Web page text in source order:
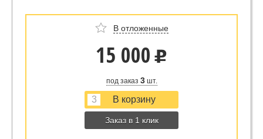
В отложенные
15 000 u
под заказ 3шт.
Заказ в 1 клик